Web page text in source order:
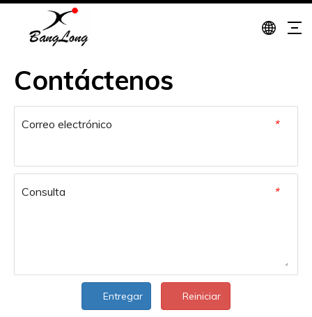
Contáctenos
*
Correo electrónico
*
Consulta
Entregar Reiniciar